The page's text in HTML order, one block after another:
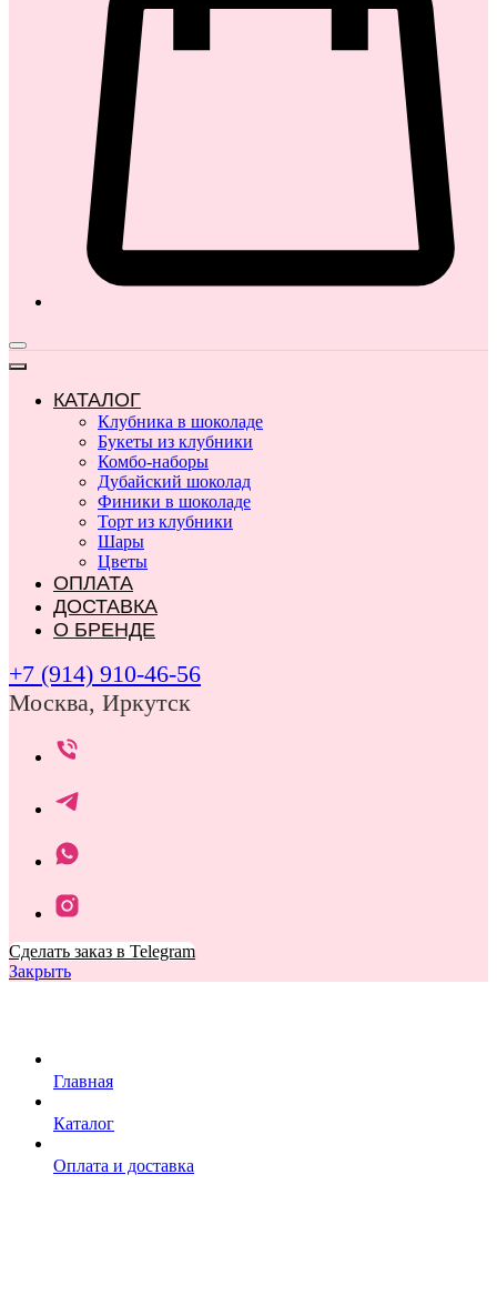
КАТАЛОГ
Клубника в шоколаде
Букеты из клубники
Комбо-наборы
Дубайский шоколад
Финики в шоколаде
Торт из клубники
Шары
Цветы
ОПЛАТА
ДОСТАВКА
О БРЕНДЕ
+7 (914) 910-46-56
Москва, Иркутск
Сделать заказ в Telegram
Закрыть
Главная
Каталог
Оплата и доставка